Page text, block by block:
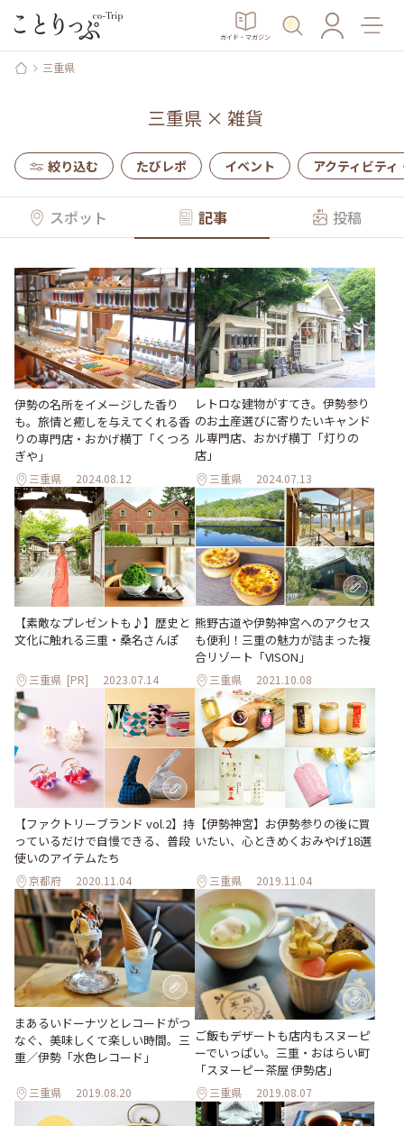
ガイド・マガジン
三重県
三重県 × 雑貨
絞り込む たびレポ イベント アクティビティ
スポット 記事 投稿
伊勢の名所をイメージした香り
も。旅情と癒しを与えてくれる香
りの専門店・おかげ横丁「くつろ
ぎや」
三重県 2024.08.12
レトロな建物がすてき。伊勢参り
のお土産選びに寄りたいキャンド
ル専門店、おかげ横丁「灯りの
店」
三重県 2024.07.13
【素敵なプレゼントも♪】歴史と
文化に触れる三重・桑名さんぽ
三重県 [PR] 2023.07.14
熊野古道や伊勢神宮へのアクセス
も便利！三重の魅力が詰まった複
合リゾート「VISON」
三重県 2021.10.08
【ファクトリーブランド vol.2】持
っているだけで自慢できる、普段
使いのアイテムたち
京都府 2020.11.04
【伊勢神宮】お伊勢参りの後に買
いたい、心ときめくおみやげ18選
三重県 2019.11.04
まあるいドーナツとレコードがつ
なぐ、美味しくて楽しい時間。三
重／伊勢「水色レコード」
三重県 2019.08.20
ご飯もデザートも店内もスヌーピ
ーでいっぱい。三重・おはらい町
「スヌーピー茶屋 伊勢店」
三重県 2019.08.07